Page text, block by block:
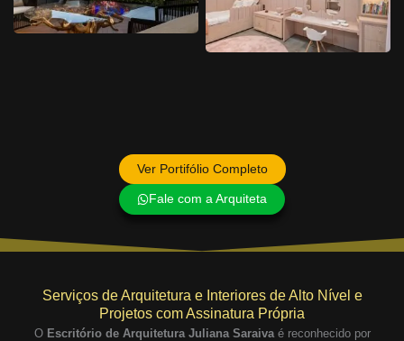
Ver Portifólio Completo
Fale com a Arquiteta
Serviços de Arquitetura e Interiores de Alto Nível e
Projetos com Assinatura Própria
O Escritório de Arquitetura Juliana Saraivaé reconhecido por